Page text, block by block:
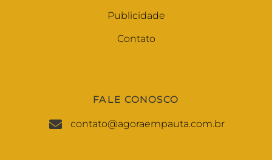
Publicidade
Contato
FALE CONOSCO
contato@agoraempauta.com.br